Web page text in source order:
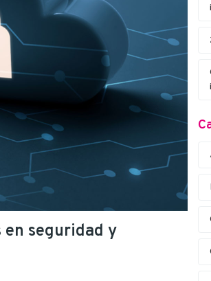
seguridad y